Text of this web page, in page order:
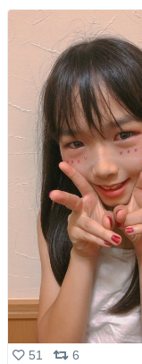
51
6